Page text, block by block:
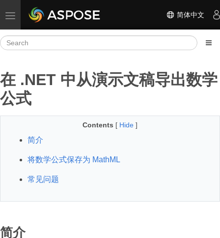
Toggle navigation 简体中文
在 .NET 中从演示文稿导出数学
公式
Contents [ Hide ]
简介
将数学公式保存为 MathML
常见问题
简介